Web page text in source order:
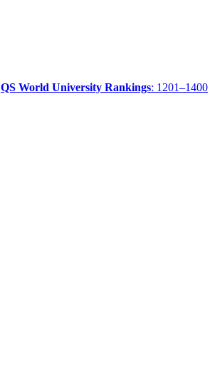
QS World University Rankings: 1201–1400